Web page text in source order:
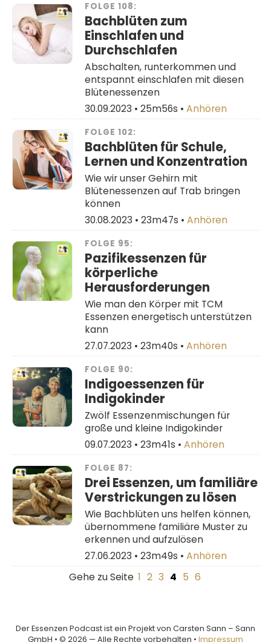
FOLGE 108:
Bachblüten zum
Einschlafen und
Durchschlafen
Abschalten, runterkommen und
entspannt einschlafen mit diesen
Blütenessenzen
30.09.2023 • 25m56s • Anhören
FOLGE 102:
Bachblüten für Schule,
Lernen und Konzentration
Wie wir unser Gehirn mit
Blütenessenzen auf Trab bringen
können
30.08.2023 • 23m47s • Anhören
FOLGE 95:
Pazifikessenzen für
körperliche
Herausforderungen
Wie man den Körper mit TCM
Essenzen energetisch unterstützen
kann
27.07.2023 • 23m40s • Anhören
FOLGE 90:
Indigoessenzen für
Indigokinder
Zwölf Essenzenmischungen für
große und kleine Indigokinder
09.07.2023 • 23m41s • Anhören
FOLGE 87:
Drei Essenzen, um familiäre
Verstrickungen zu lösen
Wie Bachblüten uns helfen können,
übernommene familiäre Muster zu
erkennen und aufzulösen
27.06.2023 • 23m49s • Anhören
Gehe zu Seite 1 2 3 4 5 6
Der Essenzen Podcast ist ein Projekt von Carsten Sann – Sann
GmbH • © 2026 — Alle Rechte vorbehalten • Impressum